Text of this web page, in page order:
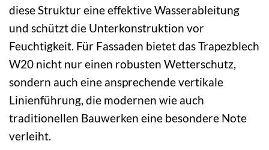
diese Struktur eine effektive Wasserableitung
und schützt die Unterkonstruktion vor
Feuchtigkeit. Für Fassaden bietet das Trapezblech
W20 nicht nur einen robusten Wetterschutz,
sondern auch eine ansprechende vertikale
Linienführung, die modernen wie auch
traditionellen Bauwerken eine besondere Note
verleiht.